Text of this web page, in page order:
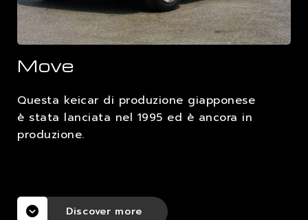
LAVORA CON NOI
Move
Questa keicar di produzione giapponese
è stata lanciata nel 1995 ed è ancora in
produzione.
Discover more